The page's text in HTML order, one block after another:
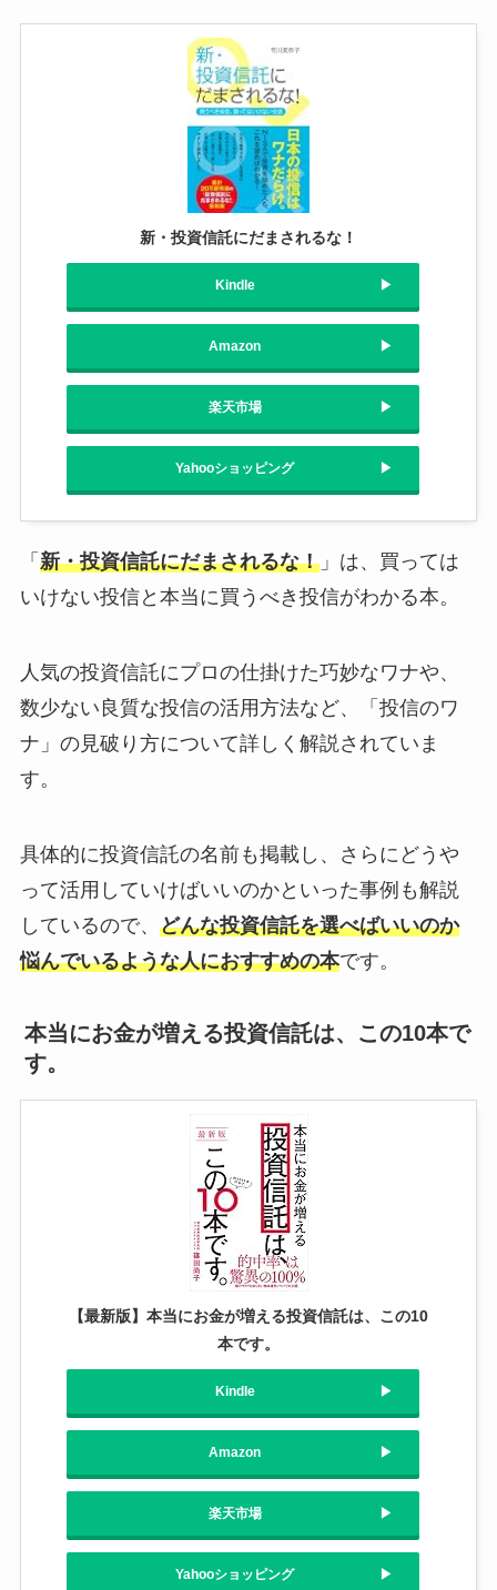
新・投資信託にだまされるな！
Kindle
Amazon
楽天市場
Yahooショッピング
「 新・投資信託にだまされるな！」は、買っては
いけない投信と本当に買うべき投信がわかる本。
人気の投資信託にプロの仕掛けた巧妙なワナや、
数少ない良質な投信の活用方法など、「投信のワ
ナ」の見破り方について詳しく解説されていま
す。
具体的に投資信託の名前も掲載し、さらにどうや
って活用していけばいいのかといった事例も解説
しているので、 どんな投資信託を選べばいいのか
悩んでいるような人におすすめの本です。
本当にお金が増える投資信託は、この10本で
す。
【最新版】本当にお金が増える投資信託は、この10
本です。
Kindle
Amazon
楽天市場
Yahooショッピング